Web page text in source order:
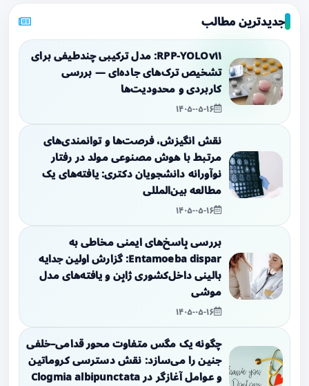
جدیدترین مطالب
RPP‑YOLOv۱۱: مدل ترکیبی چندطیفی برای
تشخیص ترک‌های جاده‌ای — بررسی
کاربردی و محدودیت‌ها
۱۴۰۵-۰۵-۱۶
نقش انگیزش، فرصت‌ها و توانمندی‌های
مرتبط با هوش مصنوعی مولد در رفتار
نوآورانه دانشجویان دکتری: یافته‌های یک
مطالعه بین‌المللی
۱۴۰۵-۰۵-۱۶
بررسی پاسخ‌های ایمنی مخاطی به
Entamoeba dispar: گزارش اولین جدایه
بالینی داخل‌کشوری ژاپن و یافته‌های مدل
موشی
۱۴۰۵-۰۵-۱۶
چگونه یک مگس متفاوت محور قدامی–خلفی
جنین را می‌سازد: نقش دسترسی کروماتین
و عوامل آغازگر در Clogmia albipunctata